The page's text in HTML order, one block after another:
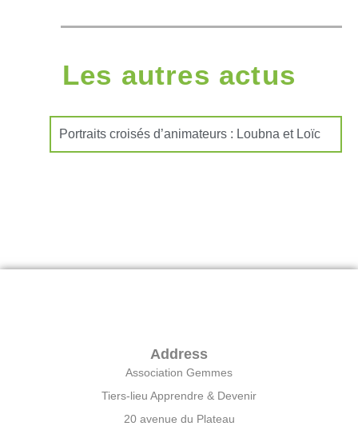
Les autres actus
Portraits croisés d’animateurs : Loubna et Loïc
Address
Association Gemmes
Tiers-lieu Apprendre & Devenir
20 avenue du Plateau